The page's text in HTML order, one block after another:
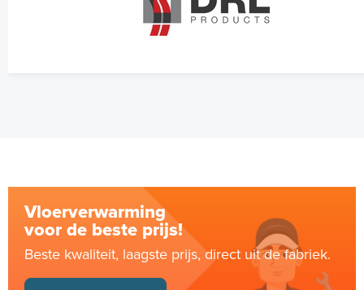
Vloerverwarming
voor de beste prijs!
Beste kwaliteit, laagste prijs, direct uit de fabriek.